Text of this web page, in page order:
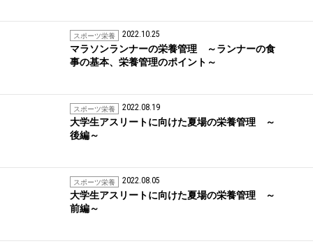
スポーツ栄養 2022.10.25
マラソンランナーの栄養管理 ～ランナーの食
事の基本、栄養管理のポイント～
スポーツ栄養 2022.08.19
大学生アスリートに向けた夏場の栄養管理 ～
後編～
スポーツ栄養 2022.08.05
大学生アスリートに向けた夏場の栄養管理 ～
前編～